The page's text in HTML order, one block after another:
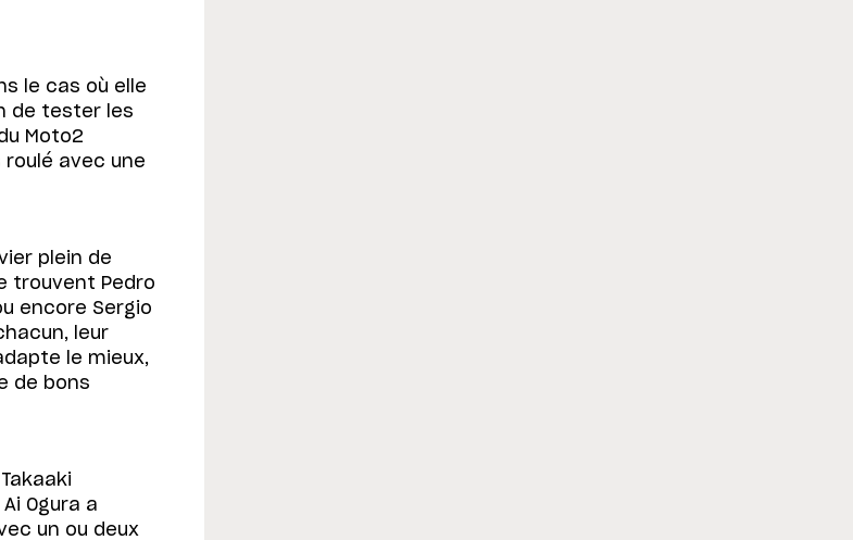
le cas où elle
de tester les
Moto2
avec une
plein de
trouvent Pedro
encore Sergio
leur
le mieux,
de bons
Ogura a
un ou deux